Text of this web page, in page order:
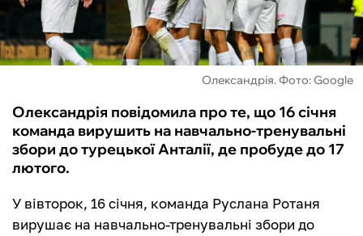
БУКМЕКЕРИ
Олександрія. Фото: Google
Олександрія повідомила про те, що 16 січня
команда вирушить на навчально-тренувальні
збори до турецької Анталії, де пробуде до 17
лютого.
У вівторок, 16 січня, команда Руслана Ротаня
вирушає на навчально-тренувальні збори до